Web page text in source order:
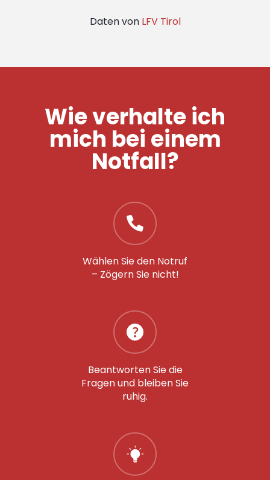
Daten von LFV Tirol
Wie verhalte ich
mich bei einem
Notfall?
Wählen Sie den Notruf
– Zögern Sie nicht!
Beantworten Sie die
Fragen und bleiben Sie
ruhig.